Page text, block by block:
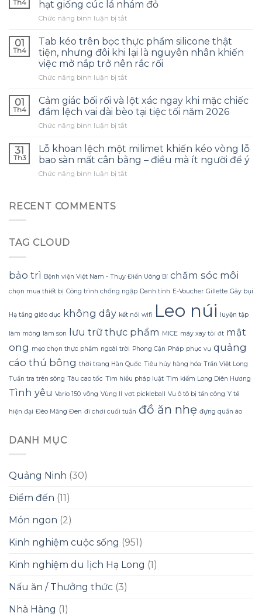
gốm
3D
cô
gái:
Khi
vẻ
đẹp
tế
lại
hỏi
chăm
sóc
ngờ
Th4
hạt giống cúc lá nhám đỏ
Chức năng bình luận bị tắtở
ẩm
đất
quyết
định
tốc
nảy
mầm
của
hạt
cúc
lá
nhám
đỏ
01
Th4
Tab kéo trên bọc thực phẩm silicone thật
tiện, nhưng đôi khi lại là nguyên nhân khiến
việc mở nắp trở nên rắc rối
Chức năng bình luận bị tắtở
kéo
trên
bọc
thực
silicone
thật
tiện,
nhưng
nắp
nên
rối
01
Th4
Cảm giác bối rối và lột xác ngay khi mặc chiếc
đầm lệch vai dài bèo tại tiệc tối năm 2026
Chức năng bình luận bị tắtở
giác
bối
rối
và
dài
tại
tối
2026
31
Th3
Lỗ khoan lệch một milimet khiến kéo vòng lỗ
bao sàn mất cân bằng – điều mà ít người để ý
Chức năng bình luận bị tắtở
bao
mất
bằng
điều
ít
người
ý
RECENT COMMENTS
TAG CLOUD
bảo trì Bệnh viện Việt Nam - Thụy Điển Uông Bí chăm sóc môi
chọn mua thiết bị Công trình chống ngập Danh tính E-Voucher Gillette Gây bụi
Hạ tầng giáo dục không dây kết nối wifi Leo núi luyện tập
làm móng làm son lưu trữ thực phẩm MICE máy xay tỏi ớt mật
ong mẹo chọn thực phẩm ngoài trời Phong Cận Pháp phục vụ quảng
cáo thú bông thời trang Hàn Quốc Tiêu hủy hàng hóa Trần Việt Long
Tuần tra trên sông Tàu cao tốc Tìm hiểu pháp luật Tìm kiếm Long Diên Hương
Tình yêu Vario 150 võng Vùng II vợt pickleball Vụ ô tô bị tấn công Y tế
hiện đại Đèo Măng Đen đi chơi cuối tuần đồ ăn nhẹ đựng quần áo
DANH MỤC
Quảng Ninh (30)
Điểm đến (11)
Món ngon (2)
Kinh nghiệm cuộc sống (951)
Kinh nghiệm du lịch Hạ Long (1)
Nấu ăn / Thưởng thức (3)
Nhà Hàng (1)